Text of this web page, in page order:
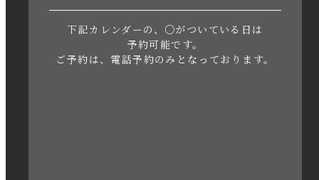
2023年5月下記カレンダーの、○がついている日は
予約可能です。
ご予約は、電話予約のみとなっております。